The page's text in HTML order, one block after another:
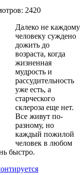
2420
Далеко не каждому
человеку суждено
дожить до
возраста, когда
жизненная
мудрость и
рассудительность
уже есть, а
старческого
склероза еще нет.
Все живут по-
разному, но
каждый пожилой
человек в любом
быстро.